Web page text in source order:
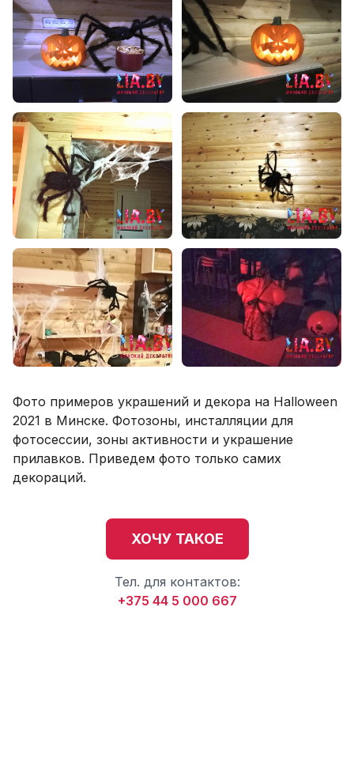
Фото примеров украшений и декора на Halloween
2021 в Минске. Фотозоны, инсталляции для
фотосессии, зоны активности и украшение
прилавков. Приведем фото только самих
декораций.
ХОЧУ ТАКОЕ
Тел. для контактов:
+375 44 5 000 667